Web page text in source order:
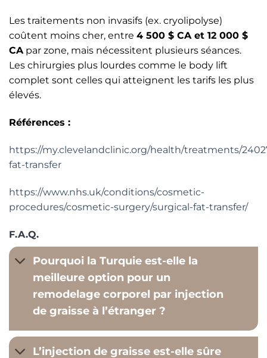
Les traitements non invasifs (ex. cryolipolyse)
coûtent moins cher, entre 4 500 $ CA et 12 000 $
CApar zone, mais nécessitent plusieurs séances.
Les chirurgies plus lourdes comme le body lift
complet sont celles qui atteignent les tarifs les plus
élevés.
Références :
https://my.clevelandclinic.org/health/treatments/
fat-transfer
https://www.nhs.uk/conditions/cosmetic-
procedures/cosmetic-surgery/surgical-fat-transfer/
F.A.Q.
Pourquoi la Turquie est-elle la
meilleure option pour un
remodelage corporel par injection
de graisse à l’étranger ?
L’injection de graisse est-elle sûre